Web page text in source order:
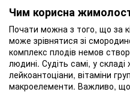
Чим корисна
Почати можна з того, що за
може зрівнятися зі
комплекс плодів немов
людині. Судіть самі, у
лейкоантоціани, вітаміни
макроелементи. Важливо, що